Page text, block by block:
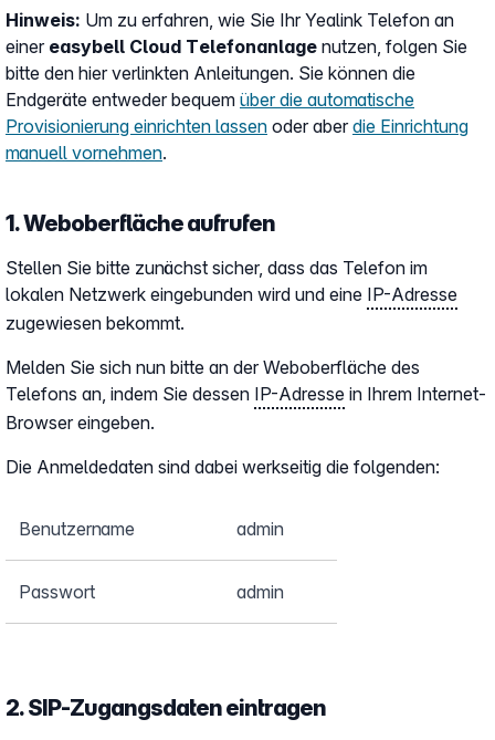
Hinweis: Um zu erfahren, wie Sie Ihr Yealink Telefon an
einer easybell Cloud Telefonanlage nutzen, folgen Sie
bitte den hier verlinkten Anleitungen. Sie können die
Endgeräte entweder bequem über die automatische
Provisionierung einrichten lassen oder aber die Einrichtung
manuell vornehmen.
1. Weboberfläche aufrufen
Stellen Sie bitte zunächst sicher, dass das Telefon im
lokalen Netzwerk eingebunden wird und eine IP-Adresse
zugewiesen bekommt.
Melden Sie sich nun bitte an der Weboberfläche des
Telefons an, indem Sie dessen IP-Adresse in Ihrem Internet-
Browser eingeben.
Die Anmeldedaten sind dabei werkseitig die folgenden:
Benutzername admin
Passwort admin
2. SIP-Zugangsdaten eintragen